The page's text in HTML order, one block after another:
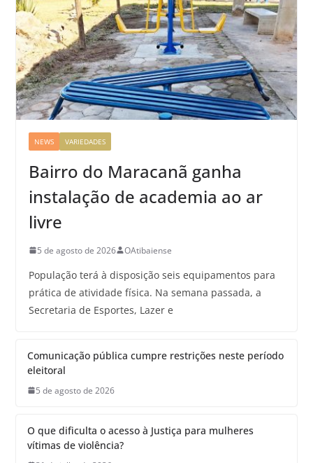
NEWS VARIEDADES
Bairro do Maracanã ganha
instalação de academia ao ar
livre
5 de agosto de 2026 OAtibaiense
População terá à disposição seis equipamentos para
prática de atividade física. Na semana passada, a
Secretaria de Esportes, Lazer e
Comunicação pública cumpre restrições neste período
eleitoral
5 de agosto de 2026
O que dificulta o acesso à Justiça para mulheres
vítimas de violência?